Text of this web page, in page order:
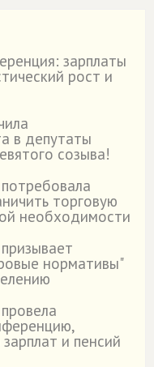
зарплаты
рост и
в депутаты
созыва!
потребовала
торговую
необходимости
призывает
нормативы"
провела
и пенсий